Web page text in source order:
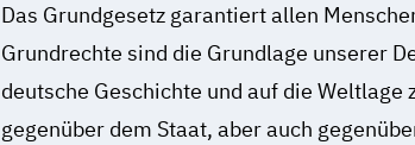
Das Grundgesetz garantiert allen
Grundrechte sind die Grundlage unserer
deutsche Geschichte und auf die
gegenüber dem Staat, aber auch